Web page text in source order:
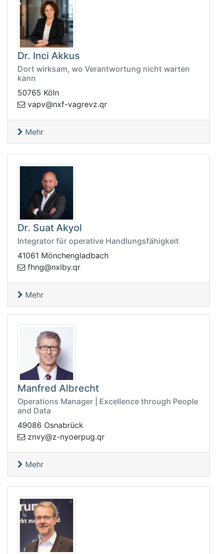
Dr. Inci Akkus
Dort wirksam, wo Verantwortung nicht warten
kann
50765 Köln
rq.zvergav
-fxn@vpav
Mehr
Dr. Suat Akyol
Integrator für operative Handlungsfähigkeit
41061 Mönchengladbach
rq.yblx
n@gnhf
Mehr
Manfred Albrecht
Operations Manager | Excellence through People
and Data
49086 Osnabrück
rq.
gupreoyn-z@yvnz
Mehr